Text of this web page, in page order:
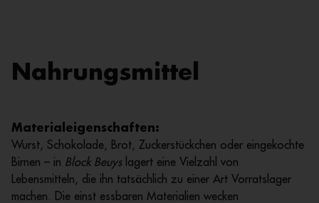
Nahrungsmittel
Materialeigenschaften:
Wurst, Schokolade, Brot, Zuckerstückchen oder eingekochte
Birnen – in Block Beuyslagert eine Vielzahl von
Lebensmitteln, die ihn tatsächlich zu einer Art Vorratslager
machen. Die einst essbaren Materialien wecken